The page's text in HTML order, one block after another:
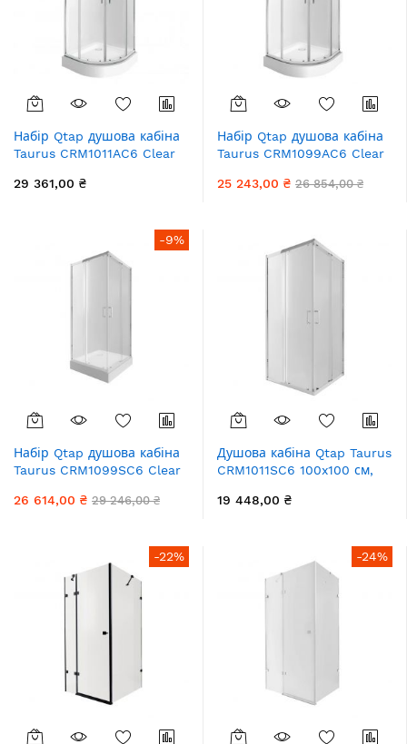
Набір Qtap душова кабіна
Taurus CRM1011AC6 Clear
піддон Robin 301112
29 361,00 ₴
Набір Qtap душова кабіна
Taurus CRM1099AC6 Clear
Robin 309912C 90x90x12
25 243,00 ₴ 26 854,00 ₴
-9%
Набір Qtap душова кабіна
Taurus CRM1099SC6 Clear
Tern 309912C 90x90x12 см
26 614,00 ₴ 29 246,00 ₴
Душова кабіна Qtap Taurus
CRM1011SC6 100x100 см,
CalcLess без піддона
19 448,00 ₴
-22% -24%